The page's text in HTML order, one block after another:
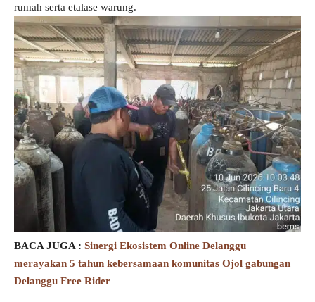
rumah serta etalase warung.
BACA JUGA : Sinergi Ekosistem Online Delanggu
merayakan 5 tahun kebersamaan komunitas Ojol gabungan
Delanggu Free Rider